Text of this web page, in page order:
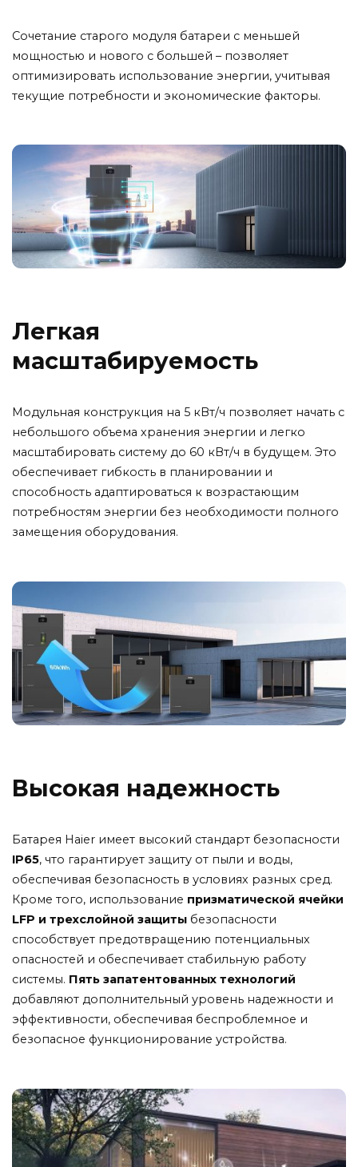
Сочетание старого модуля батареи с меньшей
мощностью и нового с большей – позволяет
оптимизировать использование энергии, учитывая
текущие потребности и экономические факторы.
Легкая
масштабируемость
Модульная конструкция на 5 кВт/ч позволяет начать с
небольшого объема хранения энергии и легко
масштабировать систему до 60 кВт/ч в будущем. Это
обеспечивает гибкость в планировании и
способность адаптироваться к возрастающим
потребностям энергии без необходимости полного
замещения оборудования.
Высокая надежность
Батарея Haier имеет высокий стандарт безопасности
IP65, что гарантирует защиту от пыли и воды,
обеспечивая безопасность в условиях разных сред.
Кроме того, использование призматической ячейки
LFP и трехслойной защиты безопасности
способствует предотвращению потенциальных
опасностей и обеспечивает стабильную работу
системы. Пять запатентованных технологий
добавляют дополнительный уровень надежности и
эффективности, обеспечивая беспроблемное и
безопасное функционирование устройства.